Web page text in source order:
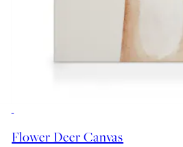
Flower Deer Canvas